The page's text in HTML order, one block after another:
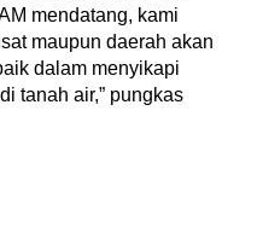
mendatang, kami
maupun daerah akan
dalam menyikapi
tanah air,” pungkas